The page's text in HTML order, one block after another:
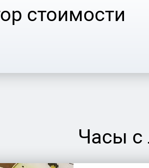
стоимости
Часы с